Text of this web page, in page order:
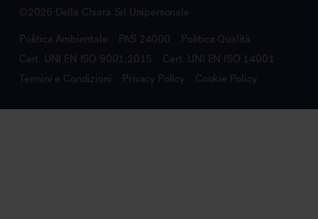
©2026 Della Chiara Srl Unipersonale
Politica Ambientale PAS 24000
Politica Qualità
Cert. UNI EN ISO 9001:2015
Cert. UNI EN ISO 14001
Termini e Condizioni
Privacy Policy Cookie Policy